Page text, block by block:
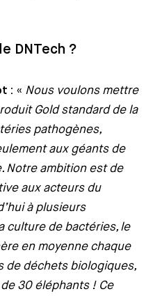
DNTech ?
: « Nous voulons mettre
Gold standard de la
pathogènes,
aux géants de
Notre ambition est de
aux acteurs du
à plusieurs
culture de bactéries, le
en moyenne chaque
de déchets biologiques,
30 éléphants ! Ce